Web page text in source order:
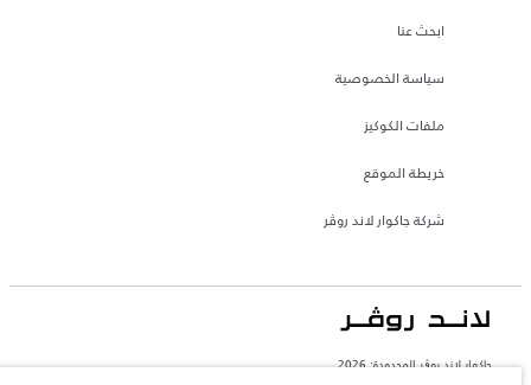
ابحث عنا
سياسة الخصوصية
ملفات الكوكيز
خريطة الموقع
شركة جاكوار لاند روڤر
جاكوار لاند روڨر المحدودة: 2026